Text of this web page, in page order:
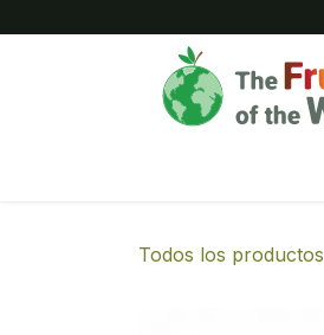
Todos los productos